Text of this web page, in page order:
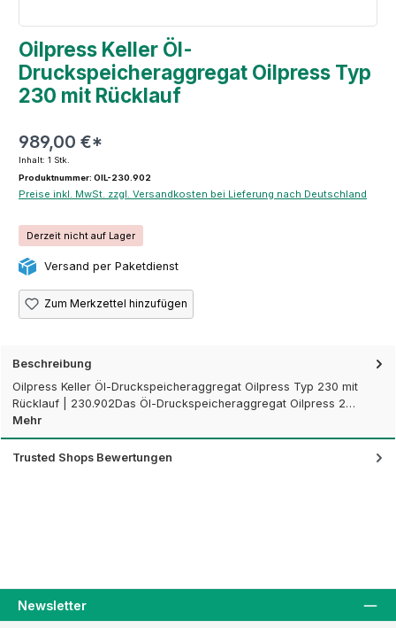
Oilpress Keller Öl-
Druckspeicheraggregat Oilpress Typ
230 mit Rücklauf
989,00 €*
Inhalt: 1 Stk.
Produktnummer: OIL-230.902
Preise inkl. MwSt. zzgl. Versandkosten bei Lieferung nach Deutschland
Derzeit nicht auf Lager
Versand per Paketdienst
Zum Merkzettel hinzufügen
Beschreibung
Oilpress Keller Öl-Druckspeicheraggregat Oilpress Typ 230 mit
Rücklauf | 230.902Das Öl-Druckspeicheraggregat Oilpress 2…
Mehr
Trusted Shops Bewertungen
Newsletter